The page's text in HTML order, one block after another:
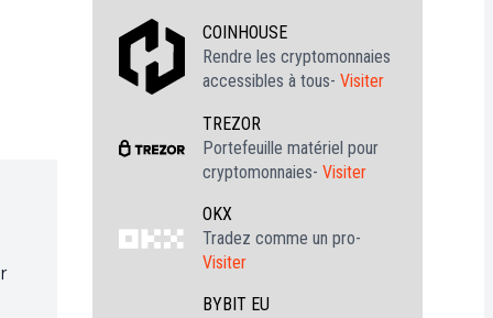
COINHOUSE
Rendre les cryptomonnaies
accessibles à tous- Visiter
TREZOR
Portefeuille matériel pour
cryptomonnaies- Visiter
OKX
Tradez comme un pro-
Visiter
BYBIT EU